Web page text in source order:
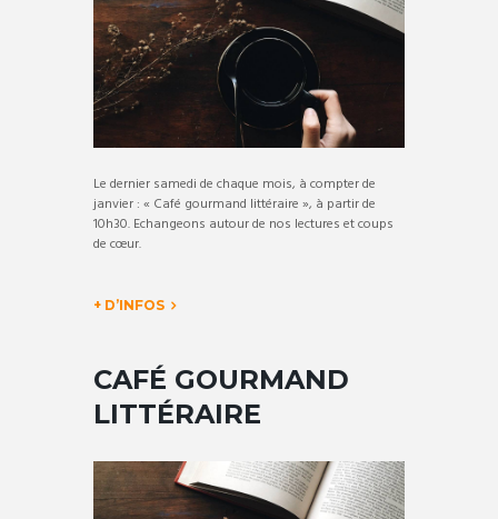
Le dernier samedi de chaque mois, à compter de
janvier : « Café gourmand littéraire », à partir de
10h30. Echangeons autour de nos lectures et coups
de cœur.
+ D’INFOS
CAFÉ GOURMAND
LITTÉRAIRE